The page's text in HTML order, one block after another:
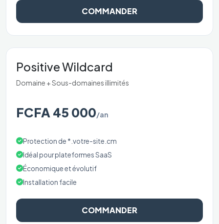
COMMANDER
Positive Wildcard
Domaine + Sous-domaines illimités
FCFA 45 000/an
Protection de *.votre-site.cm
Idéal pour plateformes SaaS
Économique et évolutif
Installation facile
COMMANDER